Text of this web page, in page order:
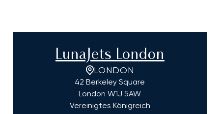
LunaJets London
LONDON
42 Berkeley Square
London W1J 5AW
Vereinigtes Königreich